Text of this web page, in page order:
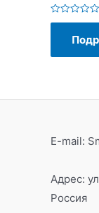
Оценка
E-mail:
Адрес:
Россия